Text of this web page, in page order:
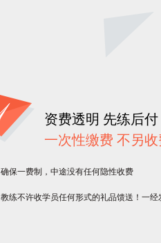
资费透明 先练后付
一次性缴费 不另收
确保一费制，中途没有任何隐性收费
教练不许收学员任何形式的礼品馈送！一经